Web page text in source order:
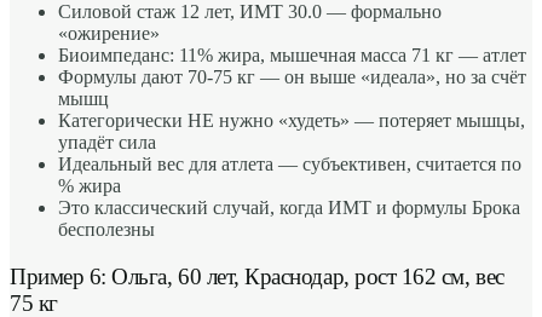
Силовой стаж 12 лет, ИМТ 30.0 — формально
«ожирение»
Биоимпеданс: 11% жира, мышечная масса 71 кг — атлет
Формулы дают 70-75 кг — он выше «идеала», но за счёт
мышц
Категорически НЕ нужно «худеть» — потеряет мышцы,
упадёт сила
Идеальный вес для атлета — субъективен, считается по
% жира
Это классический случай, когда ИМТ и формулы Брока
бесполезны
Пример 6: Ольга, 60 лет, Краснодар, рост 162 см, вес
75 кг